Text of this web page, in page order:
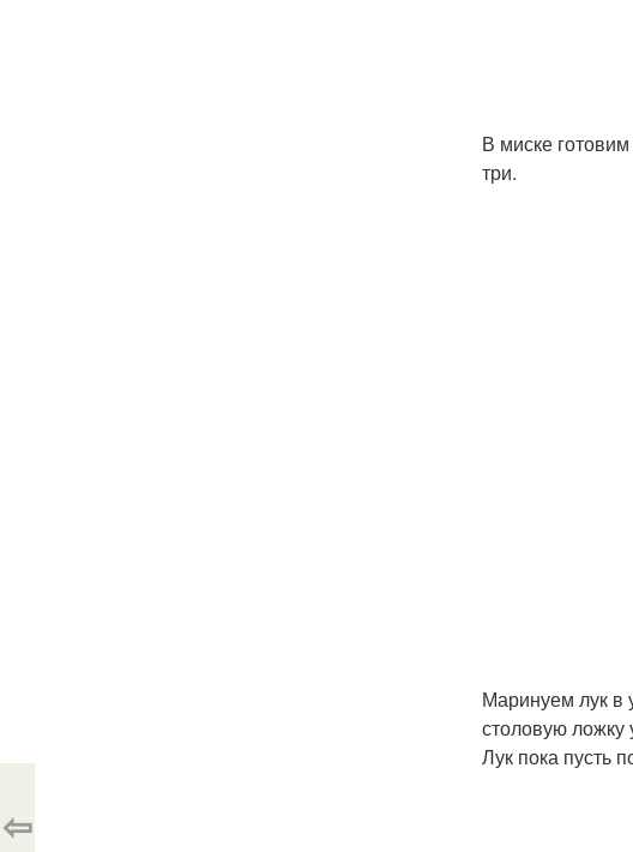
В миске
три.
Маринуем лук в
столовую ложку
Лук пока пусть
⇦